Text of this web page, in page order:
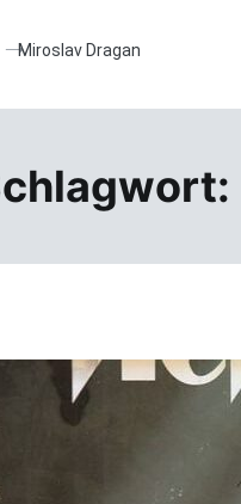
Miroslav Dragan